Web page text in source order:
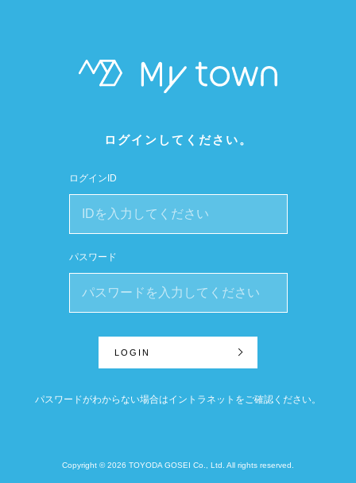
ログインしてください。
ログインID
パスワード
パスワードがわからない場合はイントラネットをご確認ください。
Copyright © 2026 TOYODA GOSEI Co., Ltd. All rights reserved.